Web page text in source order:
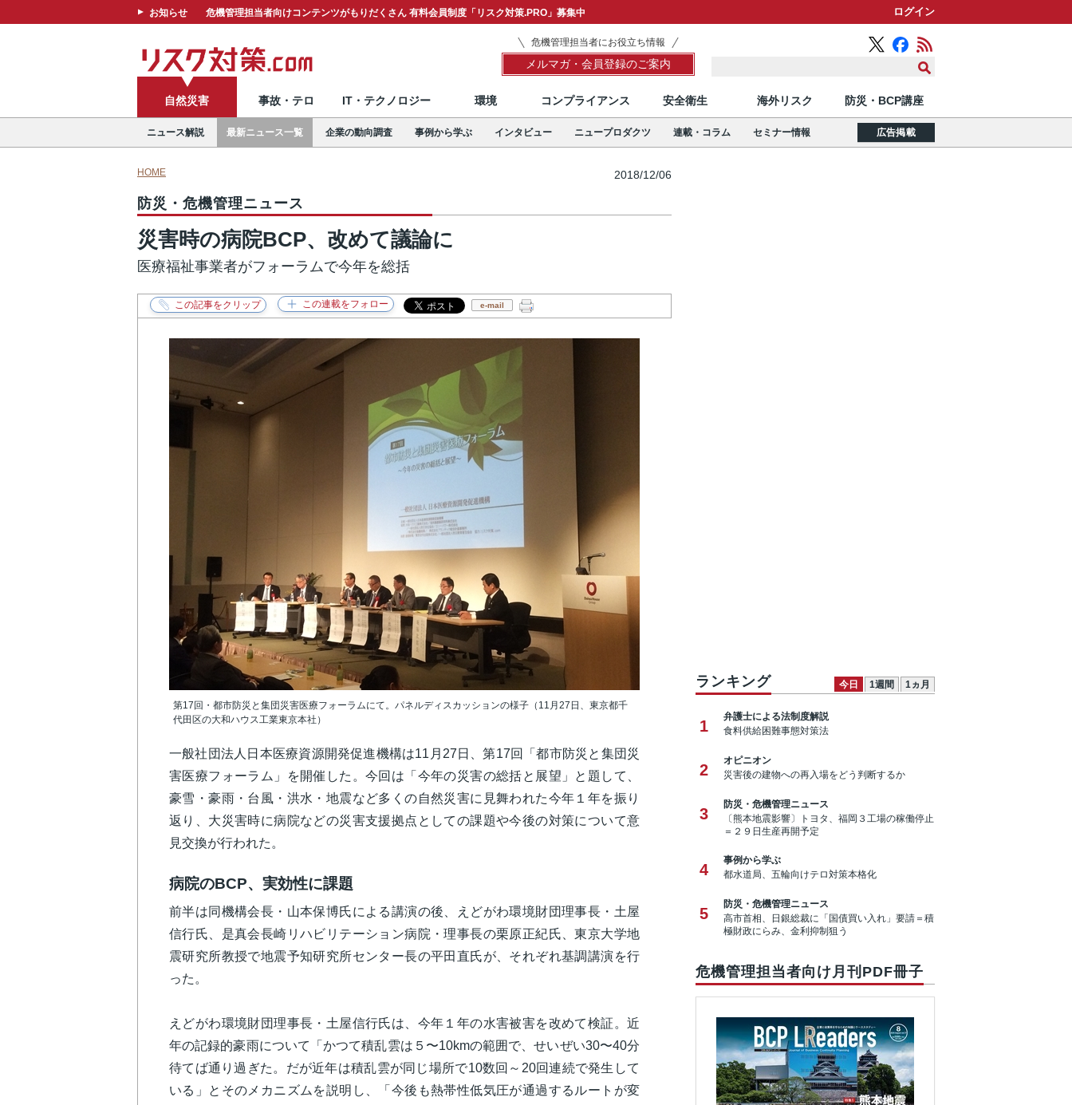
お知らせ 危機管理担当者向けコンテンツがもりだくさん 有料会員制度「リスク対策.PRO」募集中 ログイン
危機管理担当者にお役立ち情報
メルマガ・会員登録のご案内
自然災害 事故・テロ IT・テクノロジー 環境 コンプライアンス 安全衛生 海外リスク 防災・BCP講座
ニュース解説 最新ニュース一覧 企業の動向調査 事例から学ぶ インタビュー ニュープロダクツ 連載・コラム セミナー情報 広告掲載
HOME 2018/12/06
防災・危機管理ニュース
災害時の病院BCP、改めて議論に
医療福祉事業者がフォーラムで今年を総括
e-mail
第17回・都市防災と集団災害医療フォーラムにて。パネルディスカッションの様子（11月27日、東京都千
代田区の大和ハウス工業東京本社）
一般社団法人日本医療資源開発促進機構は11月27日、第17回「都市防災と集団災
害医療フォーラム」を開催した。今回は「今年の災害の総括と展望」と題して、
豪雪・豪雨・台風・洪水・地震など多くの自然災害に見舞われた今年１年を振り
返り、大災害時に病院などの災害支援拠点としての課題や今後の対策について意
見交換が行われた。
病院のBCP、実効性に課題
前半は同機構会長・山本保博氏による講演の後、えどがわ環境財団理事長・土屋
信行氏、是真会長崎リハビリテーション病院・理事長の栗原正紀氏、東京大学地
震研究所教授で地震予知研究所センター長の平田直氏が、それぞれ基調講演を行
った。
えどがわ環境財団理事長・土屋信行氏は、今年１年の水害被害を改めて検証。近
年の記録的豪雨について「かつて積乱雲は５〜10kmの範囲で、せいぜい30〜40分
待てば通り過ぎた。だが近年は積乱雲が同じ場所で10数回～20回連続で発生して
いる」とそのメカニズムを説明し、「今後も熱帯性低気圧が通過するルートが変
ランキング 今日 1週間 1ヵ月
1
弁護士による法制度解説
食料供給困難事態対策法
2
オピニオン
災害後の建物への再入場をどう判断するか
3
防災・危機管理ニュース
〔熊本地震影響〕トヨタ、福岡３工場の稼働停止
＝２９日生産再開予定
4
事例から学ぶ
都水道局、五輪向けテロ対策本格化
5
防災・危機管理ニュース
高市首相、日銀総裁に「国債買い入れ」要請＝積
極財政にらみ、金利抑制狙う
危機管理担当者向け月刊PDF冊子